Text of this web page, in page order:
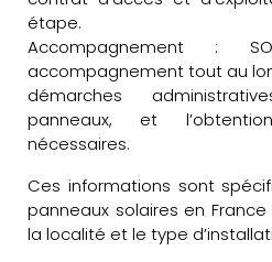
étape.
Accompagnement :
accompagnement tout au
démarches
panneaux, et
nécessaires.
Ces informations sont
panneaux solaires en
la localité et le type